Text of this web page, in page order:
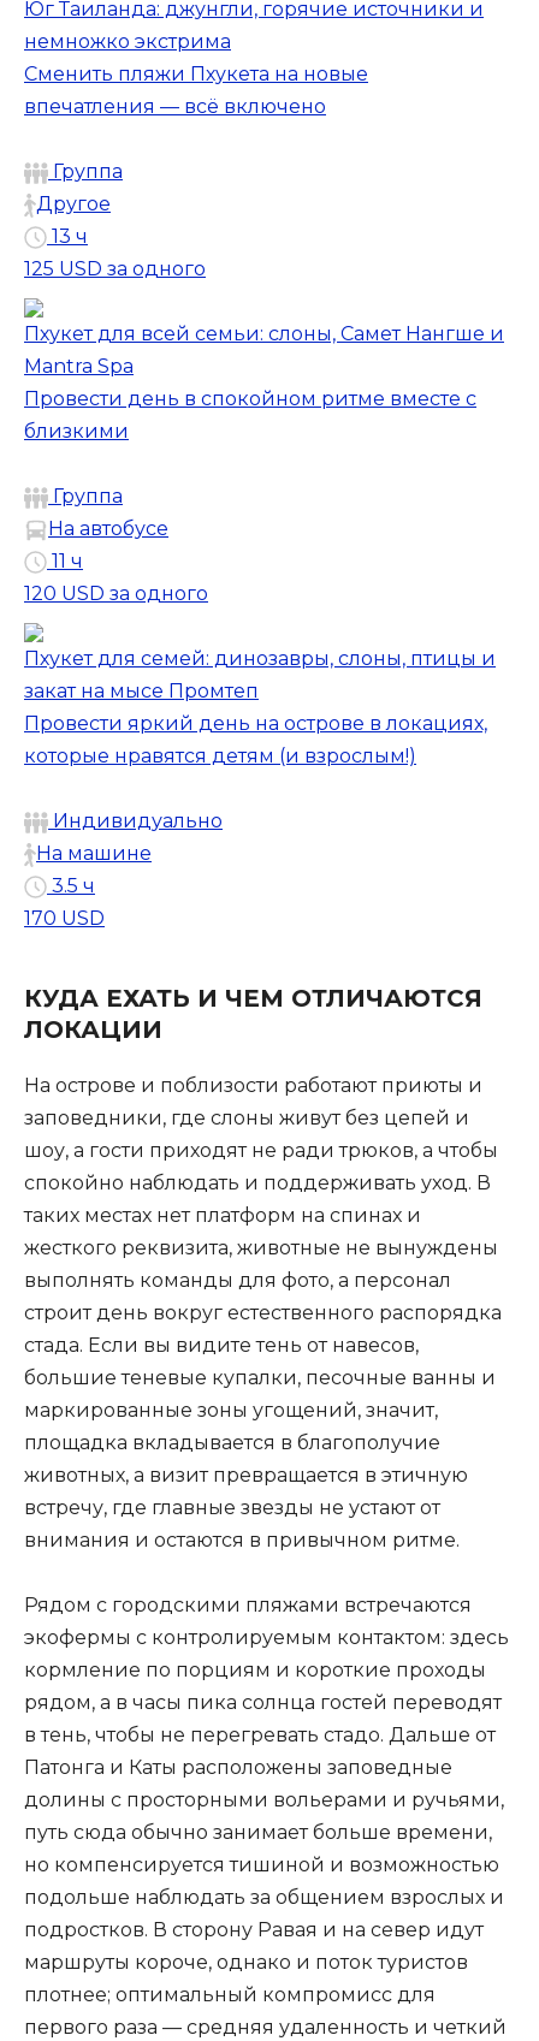
Юг Таиланда: джунгли, горячие источники и
немножко экстрима
Сменить пляжи Пхукета на новые
впечатления — всё включено
Группа
Другое
13 ч
125 USD за одного
Пхукет для всей семьи: слоны, Самет Нангше и
Mantra Spa
Провести день в спокойном ритме вместе с
близкими
Группа
На автобусе
11 ч
120 USD за одного
Пхукет для семей: динозавры, слоны, птицы и
закат на мысе Промтеп
Провести яркий день на острове в локациях,
которые нравятся детям (и взрослым!)
Индивидуально
На машине
3.5 ч
170 USD
КУДА ЕХАТЬ И ЧЕМ ОТЛИЧАЮТСЯ
ЛОКАЦИИ
На острове и поблизости работают приюты и
заповедники, где слоны живут без цепей и
шоу, а гости приходят не ради трюков, а чтобы
спокойно наблюдать и поддерживать уход. В
таких местах нет платформ на спинах и
жесткого реквизита, животные не вынуждены
выполнять команды для фото, а персонал
строит день вокруг естественного распорядка
стада. Если вы видите тень от навесов,
большие теневые купалки, песочные ванны и
маркированные зоны угощений, значит,
площадка вкладывается в благополучие
животных, а визит превращается в этичную
встречу, где главные звезды не устают от
внимания и остаются в привычном ритме.
Рядом с городскими пляжами встречаются
экофермы с контролируемым контактом: здесь
кормление по порциям и короткие проходы
рядом, а в часы пика солнца гостей переводят
в тень, чтобы не перегревать стадо. Дальше от
Патонга и Каты расположены заповедные
долины с просторными вольерами и ручьями,
путь сюда обычно занимает больше времени,
но компенсируется тишиной и возможностью
подольше наблюдать за общением взрослых и
подростков. В сторону Равая и на север идут
маршруты короче, однако и поток туристов
плотнее; оптимальный компромисс для
первого раза — средняя удаленность и четкий